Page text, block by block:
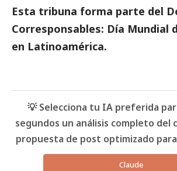
Esta tribuna forma parte del
Corresponsables: Día Mundial
en Latinoamérica.
💡 Selecciona tu IA preferida
segundos un análisis completo del
propuesta de post optimizado
Claude